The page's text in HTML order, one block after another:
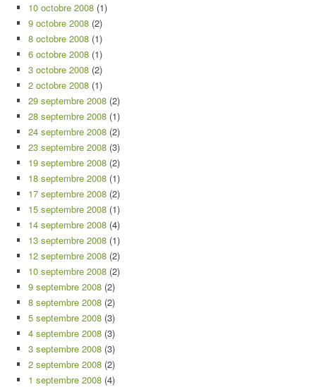
10 octobre 2008 (1)
9 octobre 2008 (2)
8 octobre 2008 (1)
6 octobre 2008 (1)
3 octobre 2008 (2)
2 octobre 2008 (1)
29 septembre 2008 (2)
28 septembre 2008 (1)
24 septembre 2008 (2)
23 septembre 2008 (3)
19 septembre 2008 (2)
18 septembre 2008 (1)
17 septembre 2008 (2)
15 septembre 2008 (1)
14 septembre 2008 (4)
13 septembre 2008 (1)
12 septembre 2008 (2)
10 septembre 2008 (2)
9 septembre 2008 (2)
8 septembre 2008 (2)
5 septembre 2008 (3)
4 septembre 2008 (3)
3 septembre 2008 (3)
2 septembre 2008 (2)
1 septembre 2008 (4)